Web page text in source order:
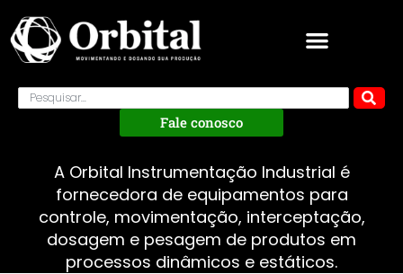
Fale conosco
A Orbital Instrumentação Industrial é
fornecedora de equipamentos para
controle, movimentação, interceptação,
dosagem e pesagem de produtos em
processos dinâmicos e estáticos.